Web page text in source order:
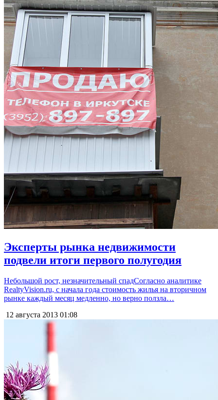
Эксперты рынка недвижимости
подвели итоги первого полугодия
Небольшой рост, незначительный спадСогласно аналитике
RealtyVision.ru, с начала года стоимость жилья на вторичном
рынке каждый месяц медленно, но верно ползла…
12 августа 2013 01:08